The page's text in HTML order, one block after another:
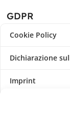
GDPR
Cookie Policy
Dichiarazione
Imprint
Termini e